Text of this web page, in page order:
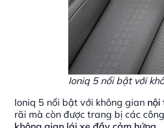
Ioniq 5 nổi bật với
Ioniq 5 nổi bật với không gian nội
rãi mà còn được trang bị các